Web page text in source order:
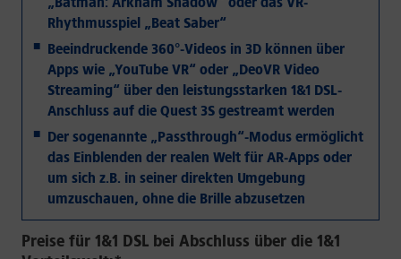
Rhythmusspiel „Beat Saber“
Beeindruckende 360°-Videos in 3D können über
Apps wie „YouTube VR“ oder „DeoVR Video
Streaming“ über den leistungsstarken 1&1 DSL-
Anschluss auf die Quest 3S gestreamt werden
Der sogenannte „Passthrough“-Modus ermöglicht
das Einblenden der realen Welt für AR-Apps oder
um sich z.B. in seiner direkten Umgebung
umzuschauen, ohne die Brille abzusetzen
Preise für 1&1 DSL bei Abschluss über die 1&1